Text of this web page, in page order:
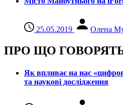
25.05.2019 Олена
ПРО ЩО
Як впливає на нас
та наукові дослідження